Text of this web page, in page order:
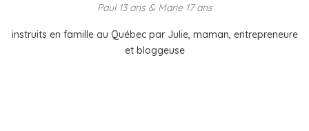
Paul 13 ans & Marie 17 ans
instruits en famille au Québec par Julie, maman, entrepreneure
et bloggeuse